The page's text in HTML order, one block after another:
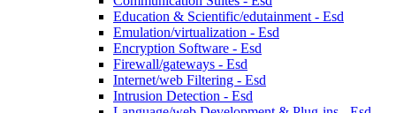
Education & Scientific/edutainment - Esd
Emulation/virtualization - Esd
Encryption Software - Esd
Firewall/gateways - Esd
Internet/web Filtering - Esd
Intrusion Detection - Esd